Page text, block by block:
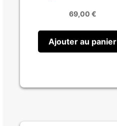
69,00 €
Ajouter au panier